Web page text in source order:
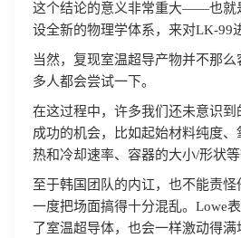
这个结论的意义非常重大——也就
设全新的物理学体系，来对LK-99
当然，复现室温超导产物并不那
多人都会尝试一下。
在这过程中，许多我们还未意识到
成功的机会，比如起始材料纯度
热和冷却速率、容器的大小/形状等
至于韩国团队的内讧，也不能责
一度把场面搞得十分混乱。Lowe
了室温超导体，也会一样激动得满